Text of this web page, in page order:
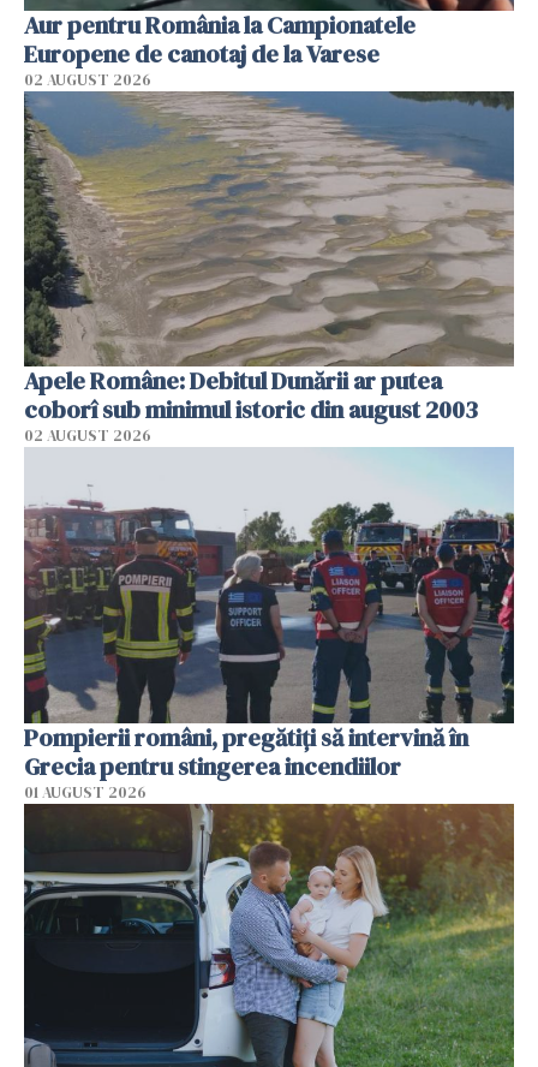
Aur pentru România la Campionatele
Europene de canotaj de la Varese
02 AUGUST 2026
Apele Române: Debitul Dunării ar putea
coborî sub minimul istoric din august 2003
02 AUGUST 2026
Pompierii români, pregătiţi să intervină în
Grecia pentru stingerea incendiilor
01 AUGUST 2026